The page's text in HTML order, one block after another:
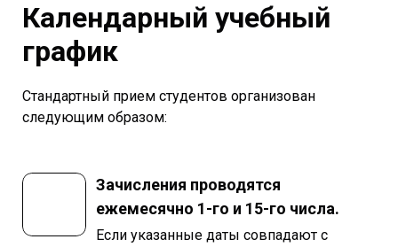
Календарный учебный
график
Стандартный прием студентов организован
следующим образом:
Зачисления проводятся
ежемесячно 1-го и 15-го числа.
Если указанные даты совпадают с